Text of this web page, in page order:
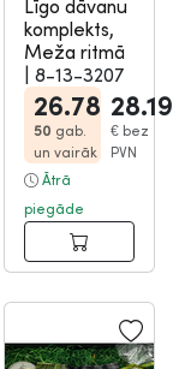
Līgo dāvanu
komplekts,
Meža ritmā
|8-13-3207
26.78
50 gab.
un vairāk
28.19
€ bez
PVN
Ātrā
piegāde